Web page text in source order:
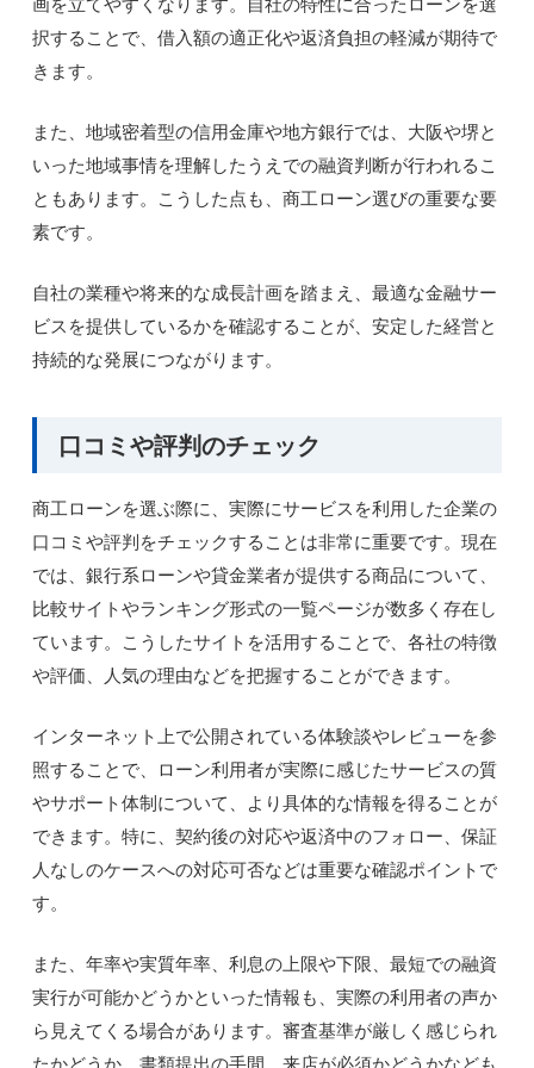
択することで、借入額の適正化や返済負担の軽減が期待で
きます。
また、地域密着型の信用金庫や地方銀行では、大阪や堺と
いった地域事情を理解したうえでの融資判断が行われるこ
ともあります。こうした点も、商工ローン選びの重要な要
素です。
自社の業種や将来的な成長計画を踏まえ、最適な金融サー
ビスを提供しているかを確認することが、安定した経営と
持続的な発展につながります。
口コミや評判のチェック
商工ローンを選ぶ際に、実際にサービスを利用した企業の
口コミや評判をチェックすることは非常に重要です。現在
では、銀行系ローンや貸金業者が提供する商品について、
比較サイトやランキング形式の一覧ページが数多く存在し
ています。こうしたサイトを活用することで、各社の特徴
や評価、人気の理由などを把握することができます。
インターネット上で公開されている体験談やレビューを参
照することで、ローン利用者が実際に感じたサービスの質
やサポート体制について、より具体的な情報を得ることが
できます。特に、契約後の対応や返済中のフォロー、保証
人なしのケースへの対応可否などは重要な確認ポイントで
す。
また、年率や実質年率、利息の上限や下限、最短での融資
実行が可能かどうかといった情報も、実際の利用者の声か
ら見えてくる場合があります。審査基準が厳しく感じられ